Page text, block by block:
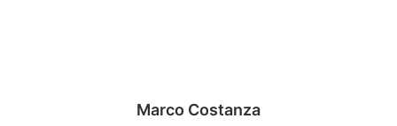
Marco Costanza